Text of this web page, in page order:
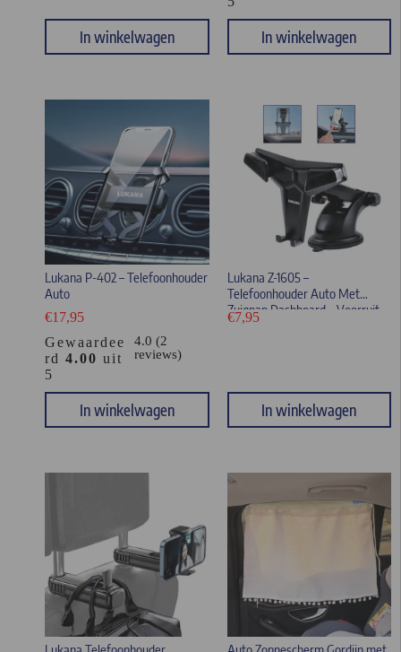
In winkelwagen In winkelwagen
Lukana P-402 – Telefoonhouder
Auto
€17,95
Gewaardee
rd 4.00 uit
5
4.0 (2
reviews)
In winkelwagen
Lukana Z-1605 –
Telefoonhouder Auto Met
Zuignap Dashboard – Voorruit
€7,95
In winkelwagen